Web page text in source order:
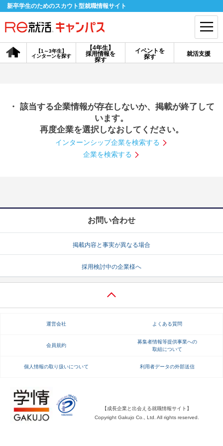
新卒学生のためのスカウト型就職情報サイト
【4年生】
採用情報を
探す
【1～3年生】
インターンを探す
イベントを
探す
就活支援
会員登録 ログイン
探す
【4年生】
説明会を探す
インターンを探す
就活ノウハウ・サポート
就活支援
就活ノウハウが満載！ お役立ち記事・相談室など
適職診断 就活チャンネル
・ 該当する企業情報が存在しないか、掲載が終了して
います。
再度企業を選択しなおしてください。
インターンシップ企業を検索する
企業を検索する
お問い合わせ
掲載内容と事実が異なる場合
採用検討中の企業様へ
運営会社 よくある質問
会員規約
募集者情報等提供事業への
取組について
個人情報の取り扱いについて 利用者データの外部送信
【成長企業と出会える就職情報サイト】
Copyright Gakujo Co., Ltd. All rights reserved.